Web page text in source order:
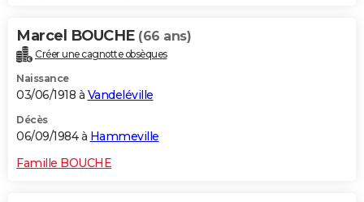
Marcel BOUCHE (66 ans)
Créer une cagnotte obsèques
Naissance
03/06/1918 à Vandeléville
Décès
06/09/1984 à Hammeville
Famille BOUCHE